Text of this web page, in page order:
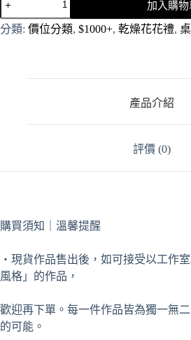
加入購物
A
l
分類: 價位分類, $1000+, 乾燥花花禮,
產品介紹
評價 (0)
購買須知｜溫馨提醒
・現貨作品售出後，如可接受以工作
風格」的作品，
歡迎再下單。每一件作品皆為獨一無
的可能。